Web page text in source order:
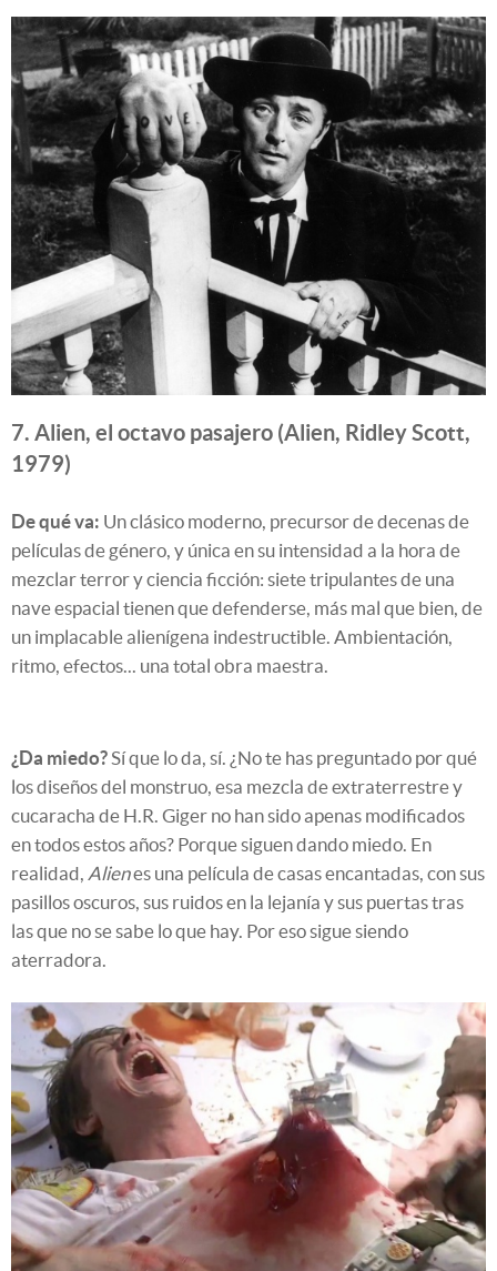
7. Alien, el octavo pasajero (Alien, Ridley Scott,
1979)
De qué va: Un clásico moderno, precursor de decenas de
películas de género, y única en su intensidad a la hora de
mezclar terror y ciencia ficción: siete tripulantes de una
nave espacial tienen que defenderse, más mal que bien, de
un implacable alienígena indestructible. Ambientación,
ritmo, efectos... una total obra maestra.
¿Da miedo?Sí que lo da, sí. ¿No te has preguntado por qué
los diseños del monstruo, esa mezcla de extraterrestre y
cucaracha de H.R. Giger no han sido apenas modificados
en todos estos años? Porque siguen dando miedo. En
realidad, Alienes una película de casas encantadas, con sus
pasillos oscuros, sus ruidos en la lejanía y sus puertas tras
las que no se sabe lo que hay. Por eso sigue siendo
aterradora.